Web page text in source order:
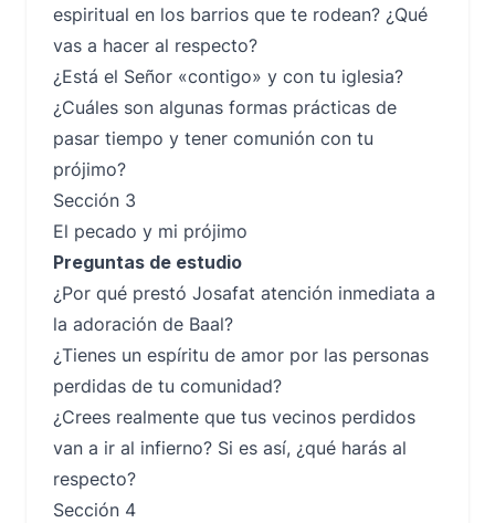
espiritual en los barrios que te rodean? ¿Qué
vas a hacer al respecto?
¿Está el Señor «contigo» y con tu iglesia?
¿Cuáles son algunas formas prácticas de
pasar tiempo y tener comunión con tu
prójimo?
Sección 3
El pecado y mi prójimo
Preguntas de estudio
¿Por qué prestó Josafat atención inmediata a
la adoración de Baal?
¿Tienes un espíritu de amor por las personas
perdidas de tu comunidad?
¿Crees realmente que tus vecinos perdidos
van a ir al infierno? Si es así, ¿qué harás al
respecto?
Sección 4